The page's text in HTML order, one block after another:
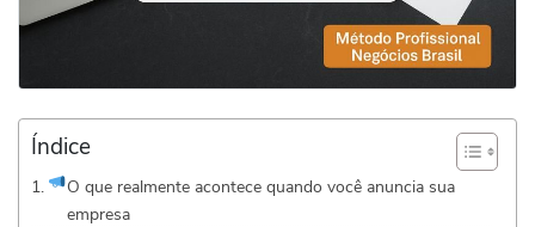
Índice
O que realmente acontece quando você anuncia sua
empresa